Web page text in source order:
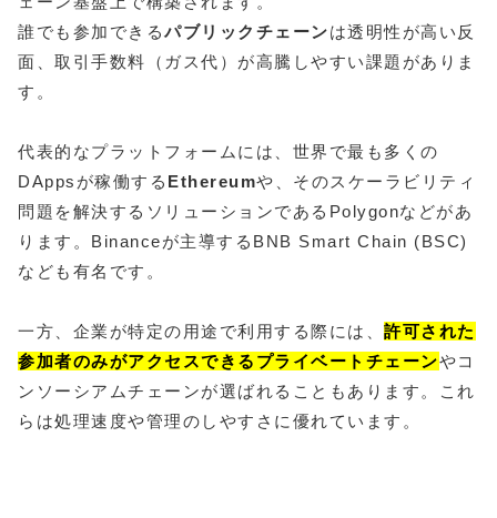
誰でも参加できるパブリックチェーンは透明性が高い反
面、取引手数料（ガス代）が高騰しやすい課題がありま
す。
代表的なプラットフォームには、世界で最も多くの
DAppsが稼働する Ethereumや、そのスケーラビリティ
問題を解決するソリューションであるPolygonなどがあ
ります。Binanceが主導するBNB Smart Chain (BSC)
なども有名です。
一方、企業が特定の用途で利用する際には、 許可された
参加者のみがアクセスできるプライベートチェーンやコ
ンソーシアムチェーンが選ばれることもあります。これ
らは処理速度や管理のしやすさに優れています。